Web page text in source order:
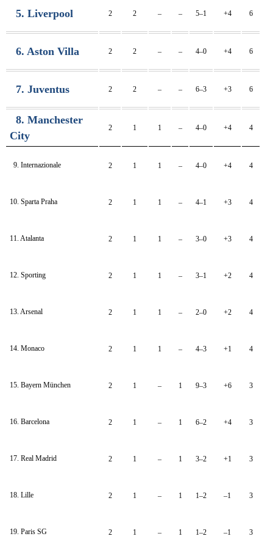
5. Liverpool 2 2 – – 5–1 +4 6
6. Aston Villa 2 2 – – 4–0 +4 6
7. Juventus 2 2 – – 6–3 +3 6
8. Manchester
City
2 1 1 – 4–0 +4 4
9. Internazionale 2 1 1 – 4–0 +4 4
10. Sparta Praha 2 1 1 – 4–1 +3 4
11. Atalanta 2 1 1 – 3–0 +3 4
12. Sporting 2 1 1 – 3–1 +2 4
13. Arsenal 2 1 1 – 2–0 +2 4
14. Monaco 2 1 1 – 4–3 +1 4
15. Bayern München 2 1 – 1 9–3 +6 3
16. Barcelona 2 1 – 1 6–2 +4 3
17. Real Madrid 2 1 – 1 3–2 +1 3
18. Lille 2 1 – 1 1–2 –1 3
19. Paris SG 2 1 – 1 1–2 –1 3